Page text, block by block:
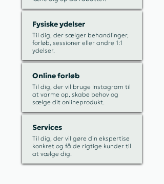
Fysiske ydelser
Til dig, der sælger behandlinger,
forløb, sessioner eller andre 1:1
ydelser.
Online forløb
Til dig, der vil bruge Instagram til
at varme op, skabe behov og
sælge dit onlineprodukt.
Services
Til dig, der vil gøre din ekspertise
konkret og få de rigtige kunder til
at vælge dig.